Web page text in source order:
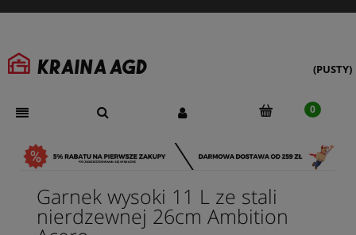
(PUSTY)
Garnek wysoki 11 L ze stali
nierdzewnej 26cm Ambition